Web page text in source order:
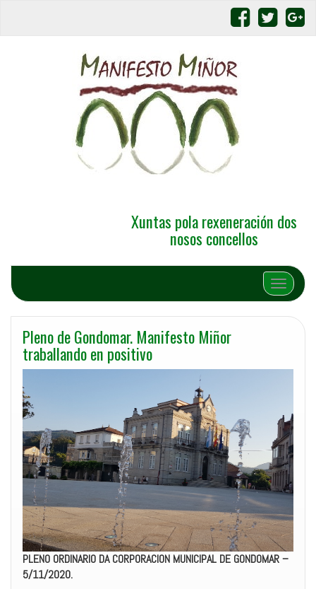
Xuntas pola rexeneración dos
nosos concellos
Alternar
Pleno de Gondomar. Manifesto Miñor
traballando en positivo
PLENO ORDINARIO DA CORPORACION MUNICIPAL DE GONDOMAR –
5/11/2020.